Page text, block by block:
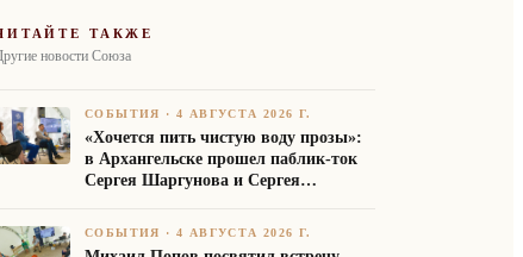
ТАКЖЕ
новости Союза
СОБЫТИЯ ·4 АВГУСТА 2026 Г.
«Хочется пить чистую воду прозы»:
в Архангельске прошел паблик-ток
Сергея Шаргунова и Сергея
СОБЫТИЯ ·4 АВГУСТА 2026 Г.